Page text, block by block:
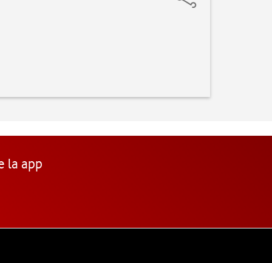
la app